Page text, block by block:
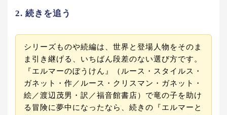
2. 続きを追う
シリーズものや続編は、世界と登場人物をそのま
ま引き継げる、いちばん段差のない選び方です。
『エルマーのぼうけん』（ルース・スタイルス・
ガネット・作／ルース・クリスマン・ガネット・
絵／渡辺茂男・訳／福音館書店）で竜の子を助け
る冒険に夢中になったなら、続きの『エルマーと